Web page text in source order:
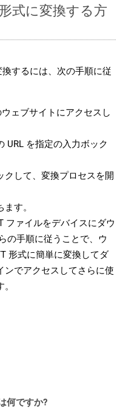
式に変換する方
するには、次の手順に従
ェブサイトにアクセスし
URL を指定の入力ボック
クして、変換プロセスを開
す。
ファイルをデバイスにダウ
の手順に従うことで、ウ
形式に簡単に変換してダ
ンでアクセスしてさらに使
何ですか?